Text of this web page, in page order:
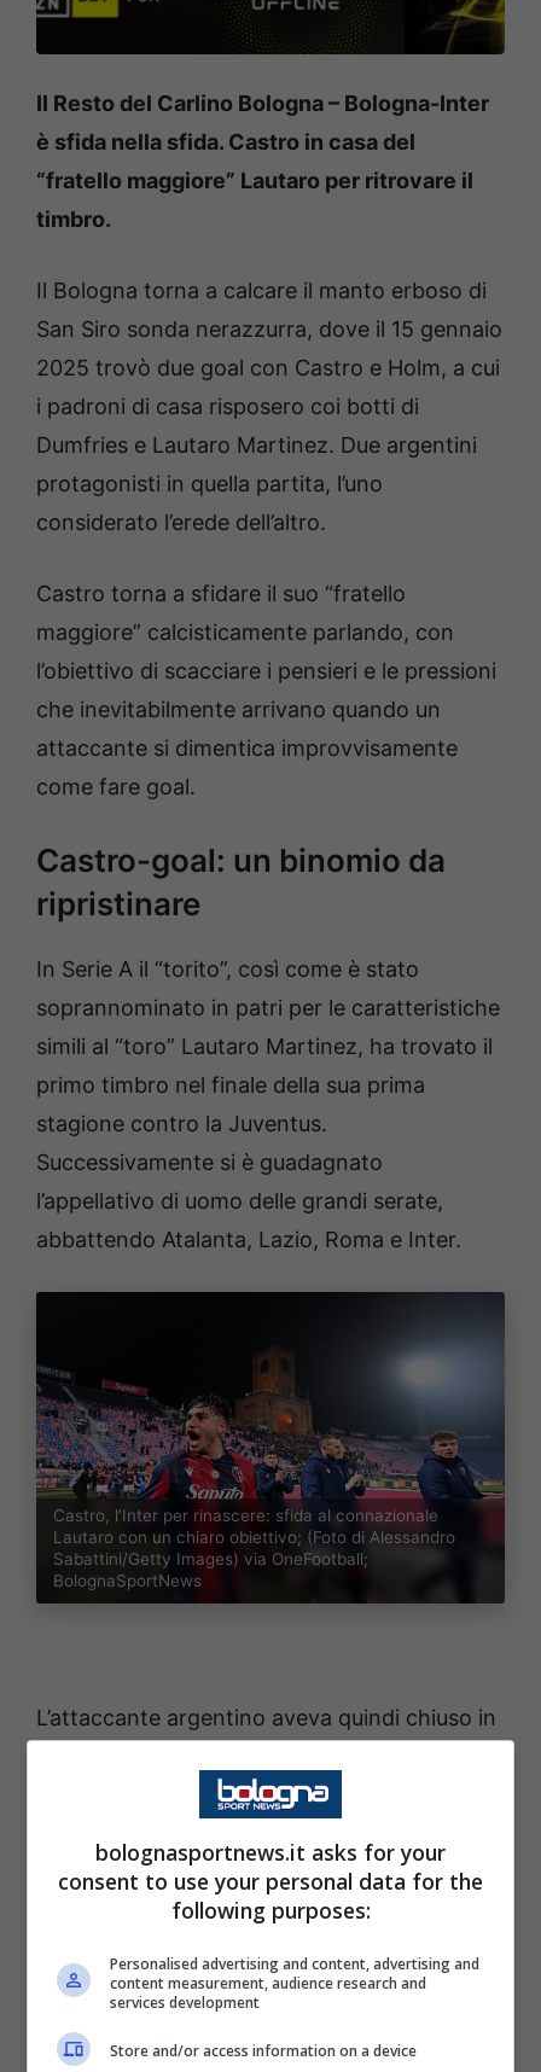
Il Resto del Carlino Bologna – Bologna-Inter
è sfida nella sfida. Castro in casa del
“fratello maggiore” Lautaro per ritrovare il
timbro.
Il Bologna torna a calcare il manto erboso di
San Siro sonda nerazzurra, dove il 15 gennaio
2025 trovò due goal con Castro e Holm, a cui
i padroni di casa risposero coi botti di
Dumfries e Lautaro Martinez. Due argentini
protagonisti in quella partita, l’uno
considerato l’erede dell’altro.
Castro torna a sfidare il suo “fratello
maggiore” calcisticamente parlando, con
l’obiettivo di scacciare i pensieri e le pressioni
che inevitabilmente arrivano quando un
attaccante si dimentica improvvisamente
come fare goal.
Castro-goal: un binomio da
ripristinare
In Serie A il “torito”, così come è stato
soprannominato in patri per le caratteristiche
simili al “toro” Lautaro Martinez, ha trovato il
primo timbro nel finale della sua prima
stagione contro la Juventus.
Successivamente si è guadagnato
l’appellativo di uomo delle grandi serate,
abbattendo Atalanta, Lazio, Roma e Inter.
Castro, l’Inter per rinascere: sfida al connazionale
Lautaro con un chiaro obiettivo; (Foto di Alessandro
Sabattini/Getty Images) via OneFootball;
BolognaSportNews
L’attaccante argentino aveva quindi chiuso in
nostro campionato, contando ben 10 goal e 8
grande stile, segnando contro Genoa e
Fiorentina, e trovando la prima doppietta in
campionato, per poi punire nuovamente gli
emiliani in Coppa Italia.
bolognasportnews.it asks for your
consent to use your personal data for the
following purposes:
Personalised advertising and content, advertising and
content measurement, audience research and
services development
Store and/or access information on a device